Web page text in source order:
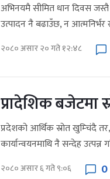
अभिनयमै सीमित धान दिवस
उत्पादन नै बढाउँछ, न आत्मनिर्भर
२०८० असार २० गते १२:४८
प्रादेशिक बजेटमा
प्रदेशको आर्थिक स्रोत खुम्चिंदै
कार्यान्वयनमाथि नै सन्देह
२०८० असार ६ गते ९:०६ 0